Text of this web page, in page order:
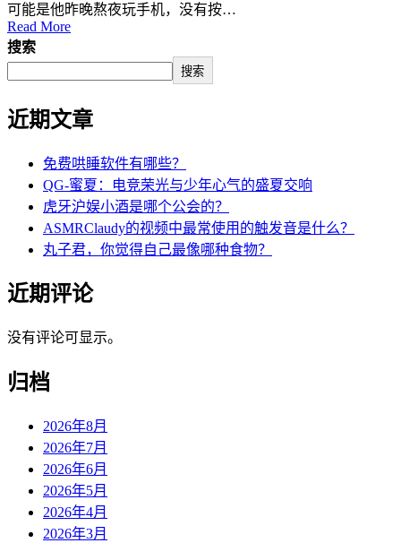
可能是他昨晚熬夜玩手机，没有按…
Read More
搜索
搜索
近期文章
免费哄睡软件有哪些？
QG-蜜夏：电竞荣光与少年心气的盛夏交响
虎牙沪娱小酒是哪个公会的？
ASMRClaudy的视频中最常使用的触发音是什么？
丸子君，你觉得自己最像哪种食物？
近期评论
没有评论可显示。
归档
2026年8月
2026年7月
2026年6月
2026年5月
2026年4月
2026年3月